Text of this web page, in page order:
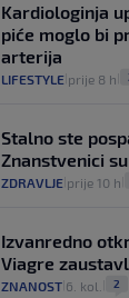
Kardiologinja
piće moglo bi
arterija
LIFESTYLE prije 8 h
Stalno ste
Znanstvenici
ZDRAVLJE prije 10 h
Izvanredno
Viagre
ZNANOST 6. kol. 2